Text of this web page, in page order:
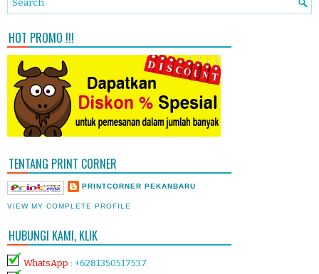
HOT PROMO !!!
TENTANG PRINT CORNER
PRINTCORNER PEKANBARU
VIEW MY COMPLETE PROFILE
HUBUNGI KAMI, KLIK
WhatsApp : +6281350517537